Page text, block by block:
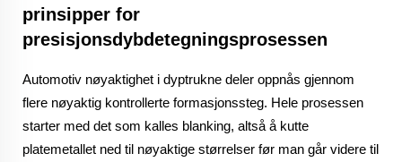
prinsipper for
presisjonsdybdetegningsprosessen
Automotiv nøyaktighet i dyptrukne deler oppnås gjennom
flere nøyaktig kontrollerte formasjonssteg. Hele prosessen
starter med det som kalles blanking, altså å kutte
platemetallet ned til nøyaktige størrelser før man går videre til